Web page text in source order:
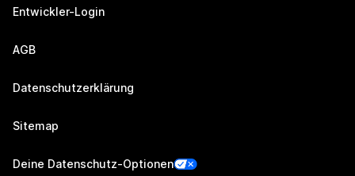
Entwickler-Login
AGB
Datenschutzerklärung
Sitemap
Deine Datenschutz-Optionen